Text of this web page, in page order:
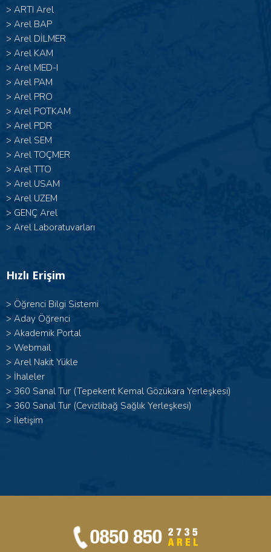
> ARTI Arel
> Arel BAP
> Arel DİLMER
> Arel KAM
> Arel MED-I
> Arel PAM
> Arel PRO
> Arel POTKAM
> Arel PDR
> Arel SEM
> Arel TOÇMER
> Arel TTO
> Arel USAM
> Arel UZEM
> GENÇ Arel
> Arel Laboratuvarları
Hızlı Erişim
> Öğrenci Bilgi Sistemi
> Aday Öğrenci
> Akademik Portal
> Webmail
> Arel Nakit Yükle
> İhaleler
> 360 Sanal Tur (Tepekent Kemal Gözükara Yerleşkesi)
> 360 Sanal Tur (Cevizlibağ Sağlık Yerleşkesi)
> İletişim